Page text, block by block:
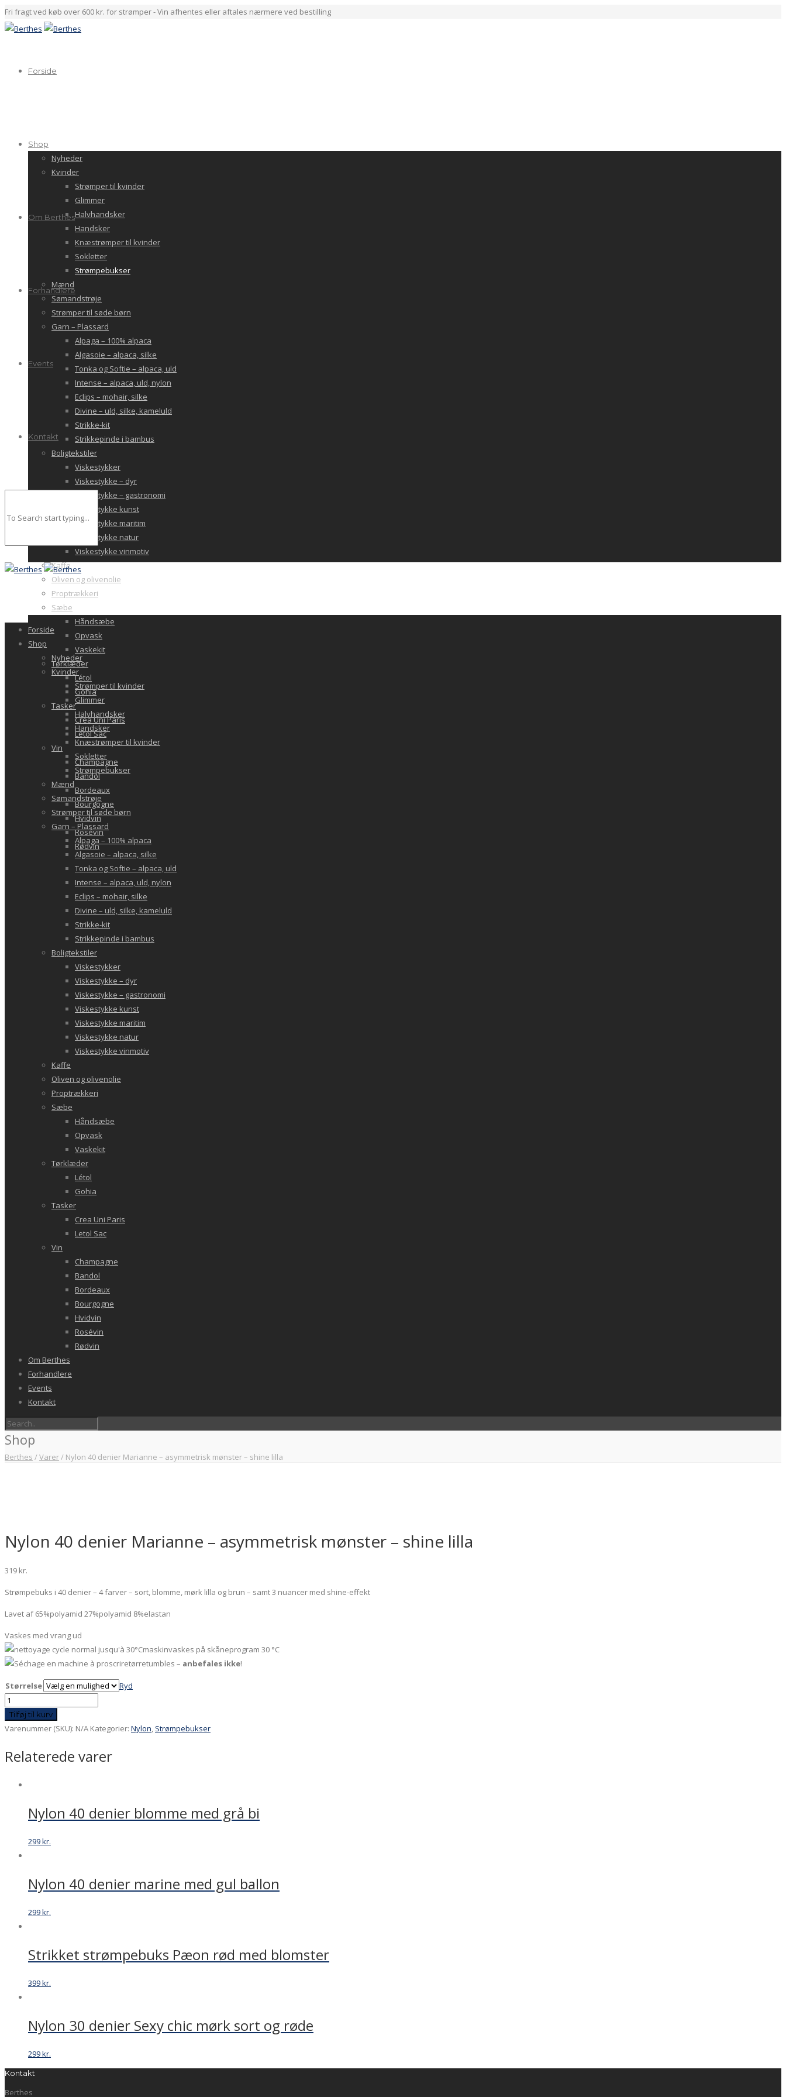
Fri fragt ved køb over 600 kr. for strømper - Vin afhentes eller aftales nærmere ved bestilling
Forside
Shop
Nyheder
Kvinder
Strømper til kvinder
Glimmer
Halvhandsker
Handsker
Knæstrømper til kvinder
Sokletter
Strømpebukser
Mænd
Sømandstrøje
Strømper til søde børn
Garn – Plassard
Alpaga – 100% alpaca
Algasoie – alpaca, silke
Tonka og Softie – alpaca, uld
Intense – alpaca, uld, nylon
Eclips – mohair, silke
Divine – uld, silke, kameluld
Strikke-kit
Strikkepinde i bambus
Boligtekstiler
Viskestykker
Viskestykke – dyr
Viskestykke – gastronomi
Viskestykke kunst
Viskestykke maritim
Viskestykke natur
Viskestykke vinmotiv
Kaffe
Oliven og olivenolie
Proptrækkeri
Sæbe
Håndsæbe
Opvask
Vaskekit
Tørklæder
Létol
Gohia
Tasker
Crea Uni Paris
Letol Sac
Vin
Champagne
Bandol
Bordeaux
Bourgogne
Hvidvin
Rosévin
Rødvin
Om Berthes
Forhandlere
Events
Kontakt
Forside
Shop
Nyheder
Kvinder
Strømper til kvinder
Glimmer
Halvhandsker
Handsker
Knæstrømper til kvinder
Sokletter
Strømpebukser
Mænd
Sømandstrøje
Strømper til søde børn
Garn – Plassard
Alpaga – 100% alpaca
Algasoie – alpaca, silke
Tonka og Softie – alpaca, uld
Intense – alpaca, uld, nylon
Eclips – mohair, silke
Divine – uld, silke, kameluld
Strikke-kit
Strikkepinde i bambus
Boligtekstiler
Viskestykker
Viskestykke – dyr
Viskestykke – gastronomi
Viskestykke kunst
Viskestykke maritim
Viskestykke natur
Viskestykke vinmotiv
Kaffe
Oliven og olivenolie
Proptrækkeri
Sæbe
Håndsæbe
Opvask
Vaskekit
Tørklæder
Létol
Gohia
Tasker
Crea Uni Paris
Letol Sac
Vin
Champagne
Bandol
Bordeaux
Bourgogne
Hvidvin
Rosévin
Rødvin
Om Berthes
Forhandlere
Events
Kontakt
Shop
Berthes /Varer/ Nylon 40 denier Marianne – asymmetrisk mønster – shine lilla
Nylon 40 denier Marianne – asymmetrisk mønster – shine lilla
319 kr.
Strømpebuks i 40 denier – 4 farver – sort, blomme, mørk lilla og brun – samt 3 nuancer med shine-effekt
Lavet af 65%polyamid 27%polyamid 8%elastan
Vaskes med vrang ud
maskinvaskes på skåneprogram 30 °C
tørretumbles – anbefales ikke!
Størrelse
Ryd
Nylon
40
denier
mønster
Tilføj til kurv
Varenummer (SKU): N/A Kategorier: Nylon Strømpebukser
Relaterede varer
Nylon 40 denier blomme med grå bi
299kr.
Nylon 40 denier marine med gul ballon
299kr.
Strikket strømpebuks Pæon rød med blomster
399kr.
Nylon 30 denier Sexy chic mørk sort og røde
299kr.
Kontakt
Berthes